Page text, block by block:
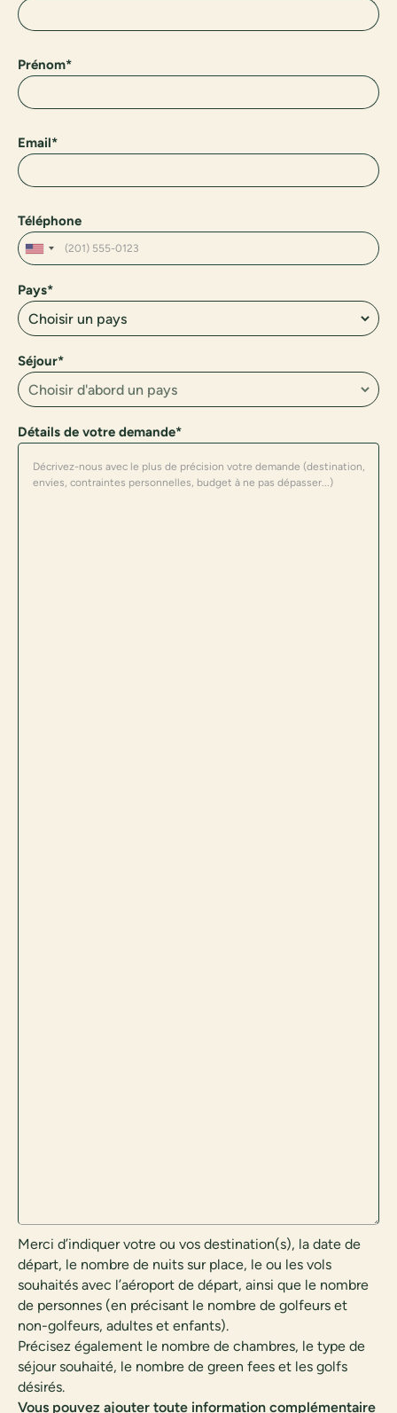
Prénom*
Email*
Téléphone
Pays*
Séjour*
Détails de votre demande*
Merci d’indiquer votre ou vos destination(s), la date de
départ, le nombre de nuits sur place, le ou les vols
souhaités avec l’aéroport de départ, ainsi que le nombre
de personnes (en précisant le nombre de golfeurs et
non-golfeurs, adultes et enfants).
Précisez également le nombre de chambres, le type de
séjour souhaité, le nombre de green fees et les golfs
désirés.
Vous pouvez ajouter toute information complémentaire